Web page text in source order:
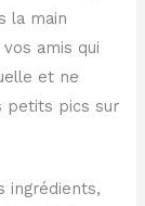
la main
amis qui
et ne
petits pics sur
ingrédients,